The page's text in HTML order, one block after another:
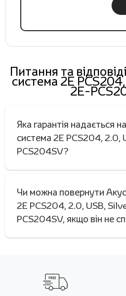
Питання та
система 2E
2E-
Яка гарантія надається
система 2E PCS204, 2.0,
PCS204SV?
Чи можна повернути
2E PCS204, 2.0, USB,
PCS204SV, якщо він не